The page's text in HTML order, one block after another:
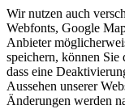
Wir nutzen auch
Webfonts, Google
Anbieter
speichern, können Sie
dass eine
Aussehen unserer
Änderungen werden